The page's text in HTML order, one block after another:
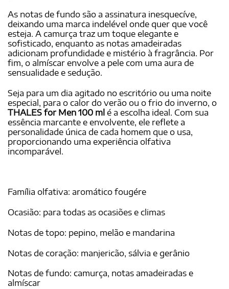
As notas de fundo são a assinatura inesquecíve,
deixando uma marca indelével onde quer que você
esteja. A camurça traz um toque elegante e
sofisticado, enquanto as notas amadeiradas
adicionam profundidade e mistério à fragrância. Por
fim, o almíscar envolve a pele com uma aura de
sensualidade e sedução.
Seja para um dia agitado no escritório ou uma noite
especial, para o calor do verão ou o frio do inverno, o
THALES for Men 100 ml é a escolha ideal. Com sua
essência marcante e envolvente, ele reflete a
personalidade única de cada homem que o usa,
proporcionando uma experiência olfativa
incomparável.
Família olfativa: aromático fougére
Ocasião: para todas as ocasiões e climas
Notas de topo: pepino, melão e mandarina
Notas de coração: manjericão, sálvia e gerânio
Notas de fundo: camurça, notas amadeiradas e
almíscar